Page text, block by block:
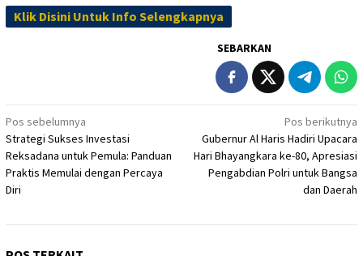
Klik Disini Untuk Info Selengkapnya
SEBARKAN
Navigasi
pos
Pos sebelumnya
Strategi Sukses Investasi
Reksadana untuk Pemula: Panduan
Praktis Memulai dengan Percaya
Diri
Pos berikutnya
Gubernur Al Haris Hadiri Upacara
Hari Bhayangkara ke-80, Apresiasi
Pengabdian Polri untuk Bangsa
dan Daerah